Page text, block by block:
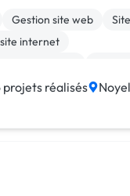
JS/Php et mysql. ✅ Je suis
Gestion site web
internet
WooCommerce
projets réalisés